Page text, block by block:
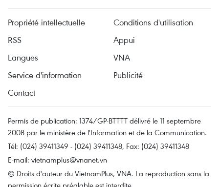
Propriété intellectuelle
Conditions d'utilisation
RSS
Appui
Langues
VNA
Service d'information
Publicité
Contact
Permis de publication: 1374/GP-BTTTT délivré le 11 septembre
2008 par le ministère de l'Information et de la Communication.
Tél: (024) 39411349 - (024) 39411348, Fax: (024) 39411348
E-mail: vietnamplus@vnanet.vn
© Droits d'auteur du VietnamPlus, VNA. La reproduction sans la
permission écrite préalable est interdite.